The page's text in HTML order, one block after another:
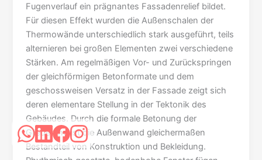
Fugenverlauf ein prägnantes Fassadenrelief bildet.
Für diesen Effekt wurden die Außenschalen der
Thermowände unterschiedlich stark ausgeführt, teils
alternieren bei großen Elementen zwei verschiedene
Stärken. Am regelmäßigen Vor- und Zurückspringen
der gleichförmigen Betonformate und dem
geschossweisen Versatz in der Fassade zeigt sich
deren elementare Stellung in der Tektonik des
Gebäudes. Durch die formale Betonung der
Gliederung ist die Außenwand gleichermaßen
Bestandteil von Konstruktion und Bekleidung.